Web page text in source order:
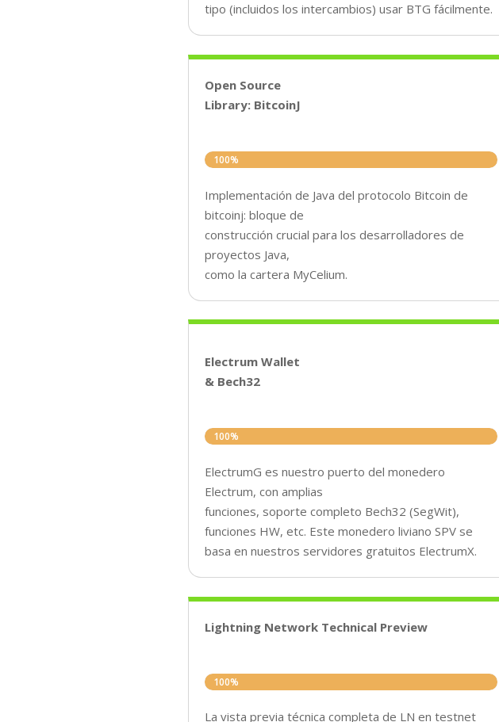
tipo (incluidos los intercambios) usar BTG fácilmente.
Open Source
Library: BitcoinJ
100%
100%
Implementación de Java del protocolo Bitcoin de
bitcoinj: bloque de
construcción crucial para los desarrolladores de
proyectos Java,
como la cartera MyCelium.
Electrum Wallet
& Bech32
100%
100%
ElectrumG es nuestro puerto del monedero
Electrum, con amplias
funciones, soporte completo Bech32 (SegWit),
funciones HW, etc. Este monedero liviano SPV se
basa en nuestros servidores gratuitos ElectrumX.
Lightning Network Technical Preview
100%
100%
La vista previa técnica completa de LN en testnet